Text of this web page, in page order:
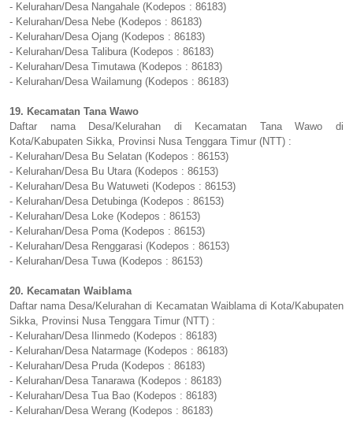
- Kelurahan/Desa Nangahale (Kodepos : 86183)
- Kelurahan/Desa Nebe (Kodepos : 86183)
- Kelurahan/Desa Ojang (Kodepos : 86183)
- Kelurahan/Desa Talibura (Kodepos : 86183)
- Kelurahan/Desa Timutawa (Kodepos : 86183)
- Kelurahan/Desa Wailamung (Kodepos : 86183)
19. Kecamatan Tana Wawo
Daftar nama Desa/Kelurahan di Kecamatan Tana Wawo di
Kota/Kabupaten Sikka, Provinsi Nusa Tenggara Timur (NTT) :
- Kelurahan/Desa Bu Selatan (Kodepos : 86153)
- Kelurahan/Desa Bu Utara (Kodepos : 86153)
- Kelurahan/Desa Bu Watuweti (Kodepos : 86153)
- Kelurahan/Desa Detubinga (Kodepos : 86153)
- Kelurahan/Desa Loke (Kodepos : 86153)
- Kelurahan/Desa Poma (Kodepos : 86153)
- Kelurahan/Desa Renggarasi (Kodepos : 86153)
- Kelurahan/Desa Tuwa (Kodepos : 86153)
20. Kecamatan Waiblama
Daftar nama Desa/Kelurahan di Kecamatan Waiblama di Kota/Kabupaten
Sikka, Provinsi Nusa Tenggara Timur (NTT) :
- Kelurahan/Desa Ilinmedo (Kodepos : 86183)
- Kelurahan/Desa Natarmage (Kodepos : 86183)
- Kelurahan/Desa Pruda (Kodepos : 86183)
- Kelurahan/Desa Tanarawa (Kodepos : 86183)
- Kelurahan/Desa Tua Bao (Kodepos : 86183)
- Kelurahan/Desa Werang (Kodepos : 86183)